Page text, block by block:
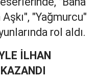
Kars
Kastamonu
Kayseri
Kırklareli
"Yağmurcu"
rol aldı.
İLHAN